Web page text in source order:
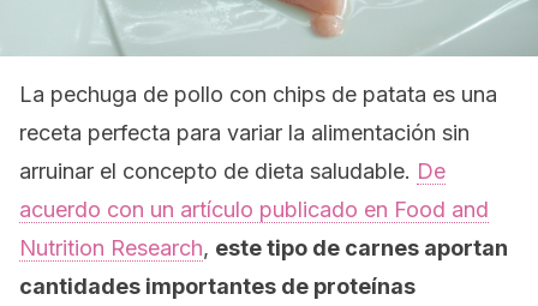
La pechuga de pollo con chips de patata es una
receta perfecta para variar la alimentación sin
arruinar el concepto de dieta saludable. De
acuerdo con un artículo publicado en Food and
Nutrition Research, este tipo de carnes aportan
cantidades importantes de proteínas